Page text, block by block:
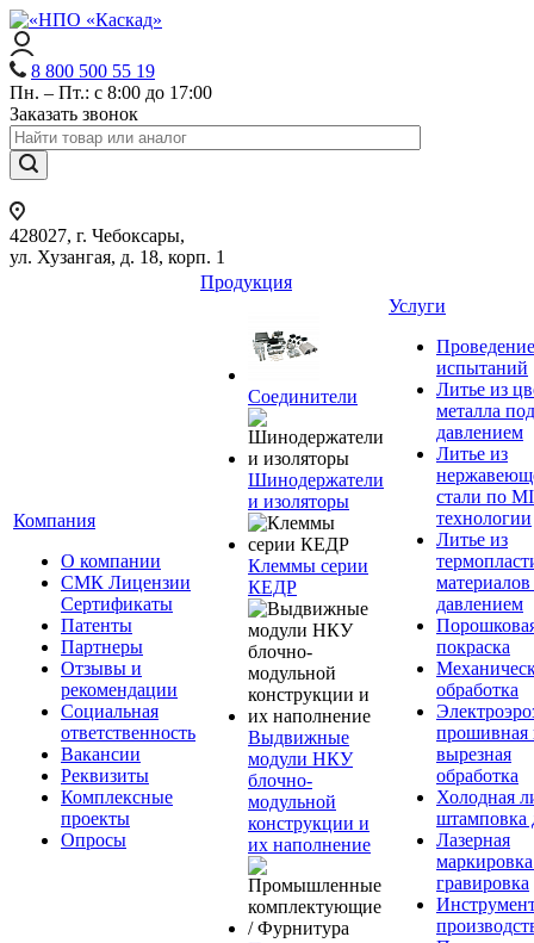
8 800 500 55 19
Пн. – Пт.: с 8:00 до 17:00
Заказать звонок
428027, г. Чебоксары,
ул. Хузангая, д. 18, корп. 1
Компания
О компании
СМК Лицензии
Сертификаты
Патенты
Партнеры
Отзывы и
рекомендации
Социальная
ответственность
Вакансии
Реквизиты
Комплексные
проекты
Опросы
Продукция
Соединители
Шинодержатели
и изоляторы
Клеммы серии
КЕДР
Выдвижные
модули НКУ
блочно-
модульной
конструкции и
их наполнение
Услуги
Проведение
испытаний
Литье из
металла под
давлением
Литье из
стали по
технологии
Литье из
давлением
покраска
обработка
прошивная
вырезная
обработка
Холодная
штамповка
Лазерная
гравировка